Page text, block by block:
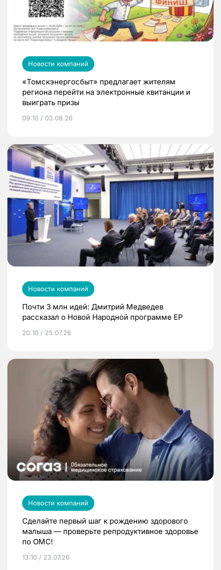
Новости компаний
«Томскэнергосбыт» предлагает жителям
региона перейти на электронные квитанции и
выиграть призы
09:10 / 03.08.26
Новости компаний
Почти 3 млн идей: Дмитрий Медведев
рассказал о Новой Народной программе ЕР
20:10 / 25.07.26
Новости компаний
Сделайте первый шаг к рождению здорового
малыша — проверьте репродуктивное здоровье
по ОМС!
13:10 / 23.07.26